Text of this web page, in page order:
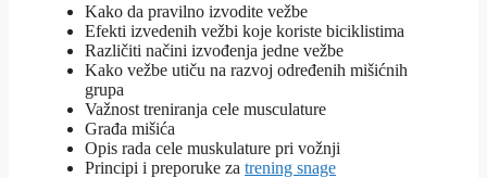
Kako da pravilno izvodite vežbe
Efekti izvedenih vežbi koje koriste biciklistima
Različiti načini izvođenja jedne vežbe
Kako vežbe utiču na razvoj određenih mišićnih
grupa
Važnost treniranja cele musculature
Građa mišića
Opis rada cele muskulature pri vožnji
Principi i preporuke za trening snage